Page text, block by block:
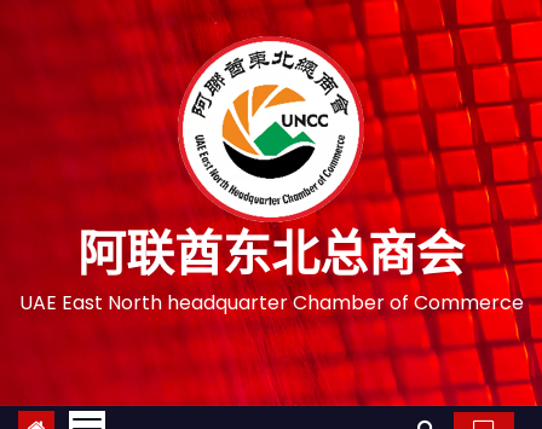
阿联酋东北总商会
UAE East North headquarter Chamber of Commerce